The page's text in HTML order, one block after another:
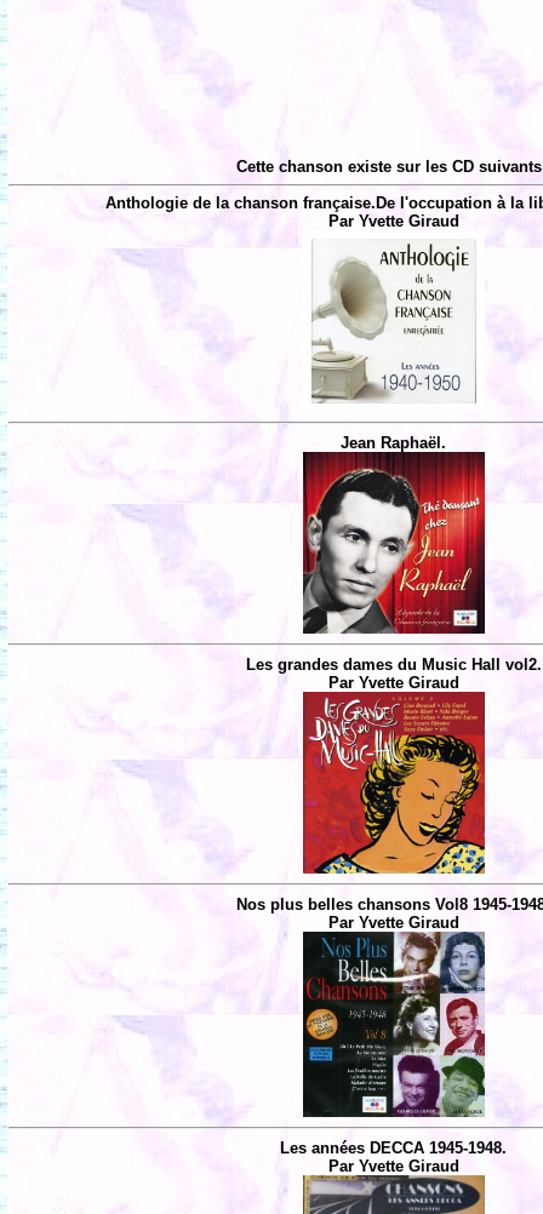
Cette chanson existe sur les CD
Anthologie de la chanson française.De l'occupation à la
Par Yvette Giraud
Jean Raphaël.
Les grandes dames du Music Hall vol2.
Par Yvette Giraud
Nos plus belles chansons Vol8 1945-
Par Yvette Giraud
Les années DECCA 1945-1948.
Par Yvette Giraud